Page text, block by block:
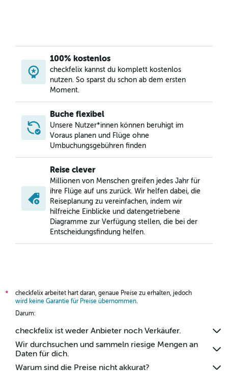
100% kostenlos
checkfelix kannst du komplett kostenlos
nutzen. So sparst du schon ab dem ersten
Moment.
Buche flexibel
Unsere Nutzer*innen können beruhigt im
Voraus planen und Flüge ohne
Umbuchungsgebühren finden
Reise clever
Millionen von Menschen greifen jedes Jahr für
ihre Flüge auf uns zurück. Wir helfen dabei, die
Reiseplanung zu vereinfachen, indem wir
hilfreiche Einblicke und datengetriebene
Diagramme zur Verfügung stellen, die bei der
Entscheidungsfindung helfen.
*
checkfelix arbeitet hart daran, genaue Preise zu erhalten, jedoch
wird keine Garantie für Preise übernommen.
Darum:
checkfelix ist weder Anbieter noch Verkäufer.
Wir durchsuchen und sammeln riesige Mengen an
Daten für dich.
Warum sind die Preise nicht akkurat?